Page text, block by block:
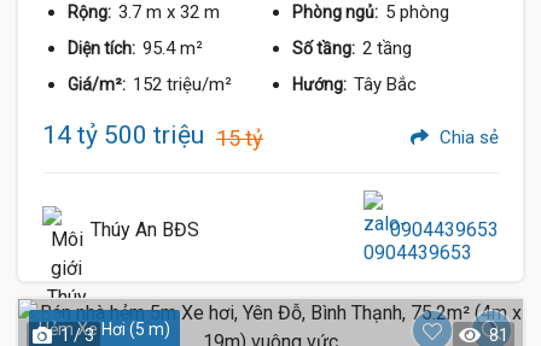
Rộng: 3.7 m x 32 m Phòng ngủ: 5 phòng
Diện tích: 95.4 m² Số tầng: 2 tầng
Giá/m²: 152 triệu/m² Hướng: Tây Bắc
14 tỷ 500 triệu 15 tỷ Chia sẻ
Thúy An BĐS 0904439653
Hẻm Xe Hơi (5 m)
1 / 3 81